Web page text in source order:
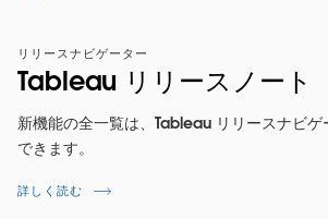
リリースナビゲーター
Tableau リリースノート
新機能の全一覧は、Tableau リリースナビ
できます。
詳しく読む